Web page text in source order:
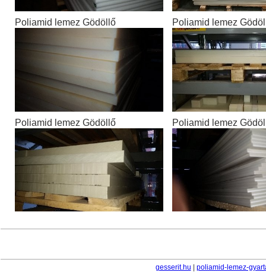
Poliamid lemez Gödöllő Poliamid lemez
Poliamid lemez Gödöllő Poliamid lemez
gesserit.hu poliamid-lemez-